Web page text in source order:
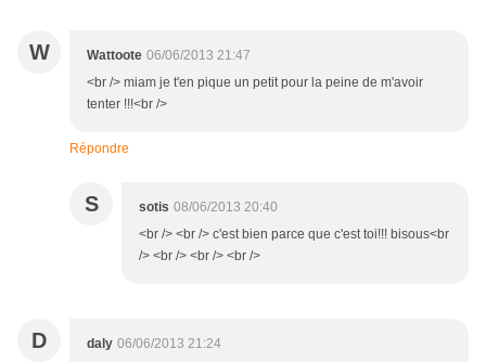
W Wattoote 06/06/2013 21:47
<br /> miam je t'en pique un petit pour la peine de m'avoir
tenter !!!<br />
Répondre
S sotis 08/06/2013 20:40
<br /> <br /> c'est bien parce que c'est toi!!! bisous<br
/> <br /> <br /> <br />
D daly 06/06/2013 21:24